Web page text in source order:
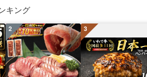
キング
2 3